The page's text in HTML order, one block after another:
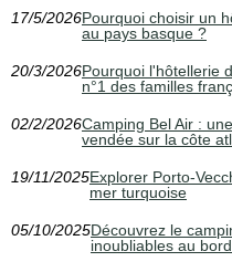
17/5/2026Pourquoi choisir un
au pays basque ?
20/3/2026Pourquoi l'hôtellerie
n°1 des familles
02/2/2026Camping Bel Air :
vendée sur la côte
19/11/2025Explorer Porto-
mer turquoise
05/10/2025Découvrez le
inoubliables au